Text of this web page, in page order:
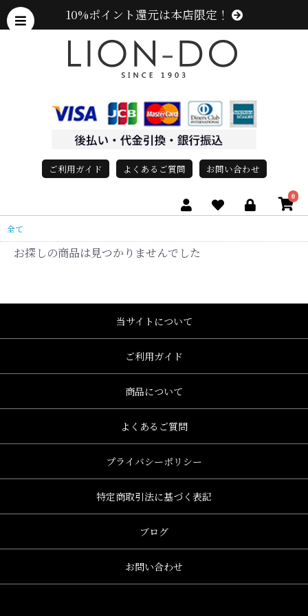
10%ポイント還元は本店限定！
ご利用ガイド よくあるご質問 お問い合わせ
0
全て
お探しの商品は見つかりませんでした
当サイトについて
ご利用ガイド
商品について
よくあるご質問
プライバシーポリシー
特定商取引法に基づく表記
ブログ
お問い合わせ